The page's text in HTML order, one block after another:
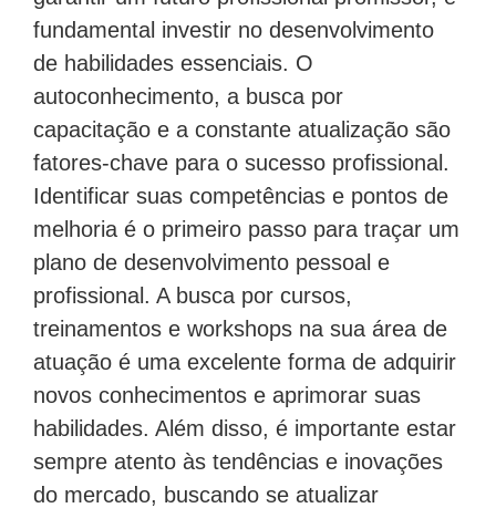
fundamental investir no desenvolvimento
de habilidades essenciais. O
autoconhecimento, a busca por
capacitação e a constante atualização são
fatores-chave para o sucesso profissional.
Identificar suas competências e pontos de
melhoria é o primeiro passo para traçar um
plano de desenvolvimento pessoal e
profissional. A busca por cursos,
treinamentos e workshops na sua área de
atuação é uma excelente forma de adquirir
novos conhecimentos e aprimorar suas
habilidades. Além disso, é importante estar
sempre atento às tendências e inovações
do mercado, buscando se atualizar